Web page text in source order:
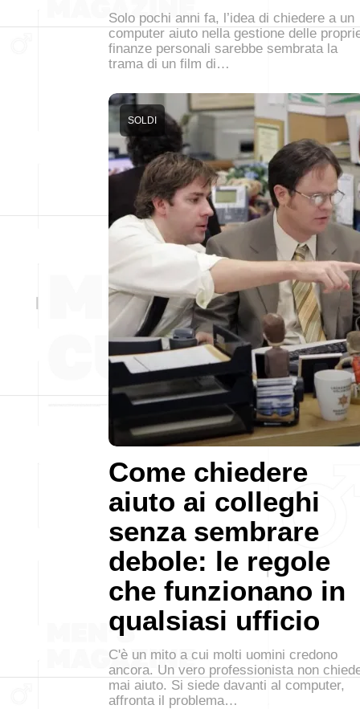
Solo pochi anni fa, l’idea di chiedere a un
computer aiuto nella gestione delle
finanze personali sarebbe sembrata la
trama di un film di…
Come chiedere
aiuto ai colleghi
senza sembrare
debole: le regole
che funzionano in
qualsiasi ufficio
SOLDI
C'è un mito a cui molti uomini credono
ancora. Un vero professionista non
mai aiuto. Si siede davanti al computer,
affronta il problema…